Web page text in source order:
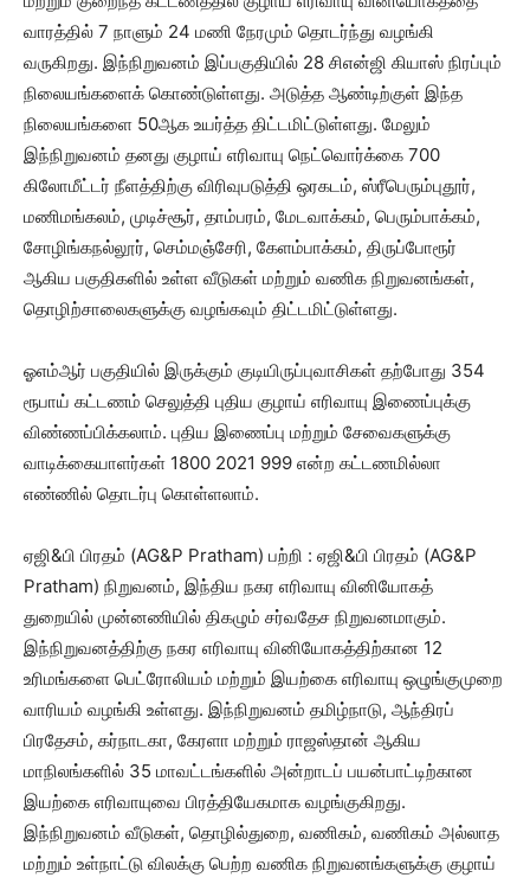
வாரத்தில் 7 நாளும் 24 மணி நேரமும் தொடர்ந்து வழங்கி
வருகிறது. இந்நிறுவனம் இப்பகுதியில் 28 சிஎன்ஜி கியாஸ் நிரப்பும்
நிலையங்களைக் கொண்டுள்ளது. அடுத்த ஆண்டிற்குள் இந்த
நிலையங்களை 50ஆக உயர்த்த திட்டமிட்டுள்ளது. மேலும்
இந்நிறுவனம் தனது குழாய் எரிவாயு நெட்வொர்க்கை 700
கிலோமீட்டர் நீளத்திற்கு விரிவுபடுத்தி ஒரகடம், ஸ்ரீபெரும்புதூர்,
மணிமங்கலம், முடிச்சூர், தாம்பரம், மேடவாக்கம், பெரும்பாக்கம்,
சோழிங்கநல்லூர், செம்மஞ்சேரி, கேளம்பாக்கம், திருப்போரூர்
ஆகிய பகுதிகளில் உள்ள வீடுகள் மற்றும் வணிக நிறுவனங்கள்,
தொழிற்சாலைகளுக்கு வழங்கவும் திட்டமிட்டுள்ளது.
ஓஎம்ஆர் பகுதியில் இருக்கும் குடியிருப்புவாசிகள் தற்போது 354
ரூபாய் கட்டணம் செலுத்தி புதிய குழாய் எரிவாயு இணைப்புக்கு
விண்ணப்பிக்கலாம். புதிய இணைப்பு மற்றும் சேவைகளுக்கு
வாடிக்கையாளர்கள் 1800 2021 999 என்ற கட்டணமில்லா
எண்ணில் தொடர்பு கொள்ளலாம்.
ஏஜி&பி பிரதம் (AG&P Pratham) பற்றி : ஏஜி&பி பிரதம் (AG&P
Pratham) நிறுவனம், இந்திய நகர எரிவாயு வினியோகத்
துறையில் முன்னணியில் திகழும் சர்வதேச நிறுவனமாகும்.
இந்நிறுவனத்திற்கு நகர எரிவாயு வினியோகத்திற்கான 12
உரிமங்களை பெட்ரோலியம் மற்றும் இயற்கை எரிவாயு ஒழுங்குமுறை
வாரியம் வழங்கி உள்ளது. இந்நிறுவனம் தமிழ்நாடு, ஆந்திரப்
பிரதேசம், கர்நாடகா, கேரளா மற்றும் ராஜஸ்தான் ஆகிய
மாநிலங்களில் 35 மாவட்டங்களில் அன்றாடப் பயன்பாட்டிற்கான
இயற்கை எரிவாயுவை பிரத்தியேகமாக வழங்குகிறது.
இந்நிறுவனம் வீடுகள், தொழில்துறை, வணிகம், வணிகம் அல்லாத
மற்றும் உள்நாட்டு விலக்கு பெற்ற வணிக நிறுவனங்களுக்கு குழாய்